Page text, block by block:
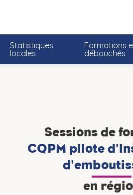
Statistiques
locales
Formations
débouchés
Sessions de
CQPM pilote
en